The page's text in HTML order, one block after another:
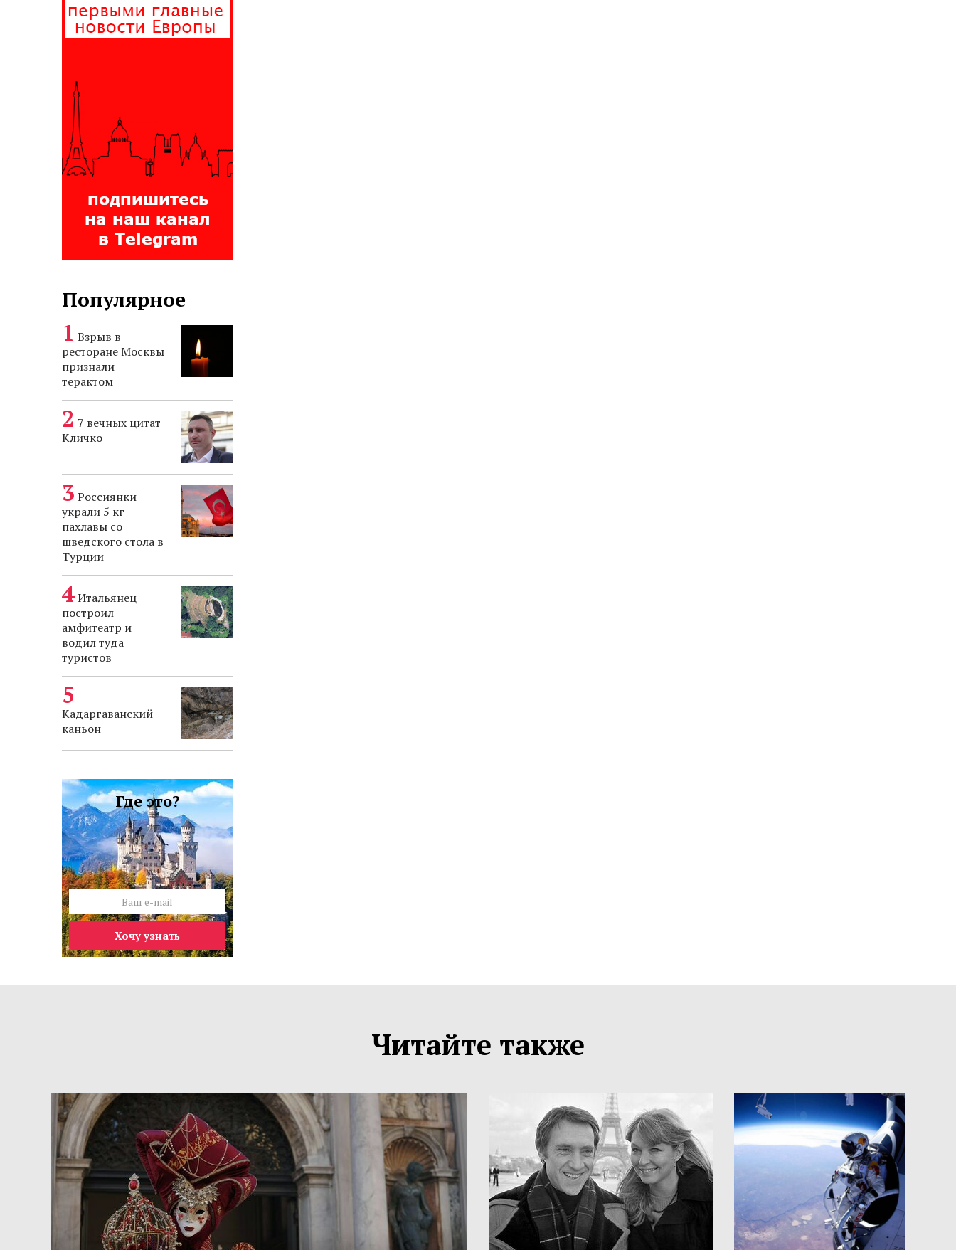
Популярное
Взрыв в
ресторане Москвы
признали
терактом
7 вечных цитат
Кличко
Россиянки
украли 5 кг
пахлавы со
шведского стола в
Турции
Итальянец
построил
амфитеатр и
водил туда
туристов
Кадаргаванский
каньон
Где это?
Хочу узнать
Читайте также